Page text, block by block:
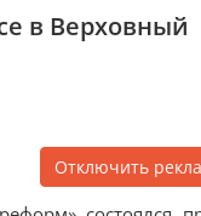
в Верховный
Отключить